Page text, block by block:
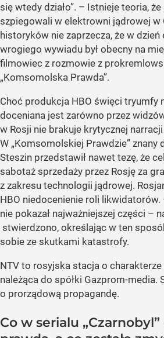
się wtedy działo”. – Istnieje teoria,
szpiegowali w elektrowni jądrowej w
historyków nie zaprzecza, że w
wrogiego wywiadu był obecny na
filmowiec z rozmowie z
„Komsomolska Prawda”.
Choć produkcja HBO święci tryumfy
doceniana jest zarówno przez
w Rosji nie brakuje krytycznej
W „Komsomolskiej Prawdzie” znany
Steszin przedstawił nawet tezę, że
sabotaż sprzedaży przez Rosję za
z zakresu technologii jądrowej.
HBO niedocenienie roli likwidatorów.
nie pokazał najważniejszej części –
stwierdzono, określając w ten
sobie ze skutkami katastrofy.
NTV to rosyjska stacja o
należąca do spółki Gazprom-media.
o prorządową propagandę.
Co w serialu